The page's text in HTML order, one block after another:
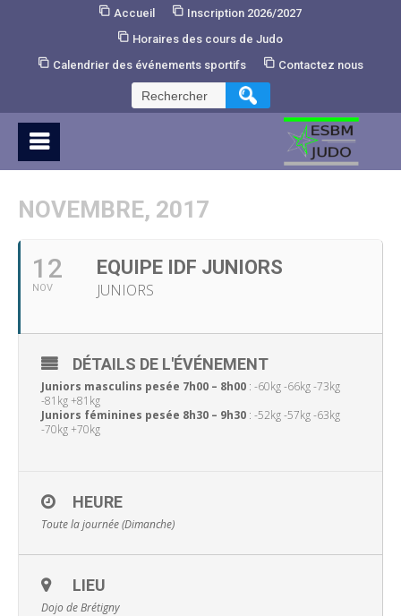
Accueil
Inscription 2026/2027
Horaires des cours de Judo
Calendrier des événements sportifs
Contactez nous
Rechercher :
NOVEMBRE, 2017
12
NOV
EQUIPE IDF JUNIORS
JUNIORS
DÉTAILS DE L'ÉVÉNEMENT
Juniors masculins pesée 7h00 – 8h00 : -60kg -66kg -73kg
-81kg +81kg
Juniors féminines pesée 8h30 – 9h30 : -52kg -57kg -63kg
-70kg +70kg
HEURE
Toute la journée (Dimanche)
LIEU
Dojo de Brétigny